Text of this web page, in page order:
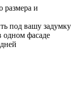
размера и
под вашу задумку
одном фасаде